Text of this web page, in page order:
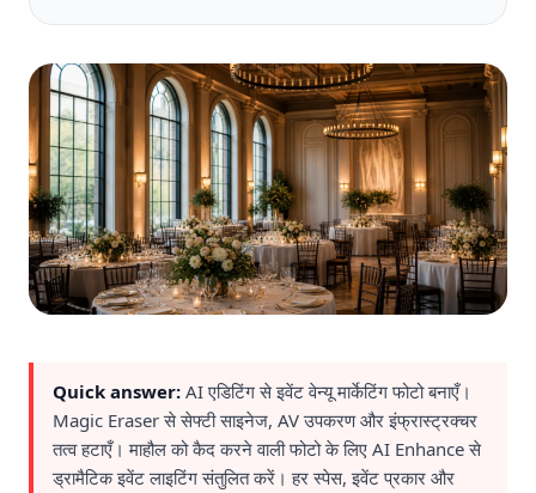
Quick answer: AI एडिटिंग से इवेंट वेन्यू मार्केटिंग फोटो बनाएँ।
Magic Eraser से सेफ्टी साइनेज, AV उपकरण और इंफ्रास्ट्रक्चर
तत्व हटाएँ। माहौल को कैद करने वाली फोटो के लिए AI Enhance से
ड्रामैटिक इवेंट लाइटिंग संतुलित करें। हर स्पेस, इवेंट प्रकार और